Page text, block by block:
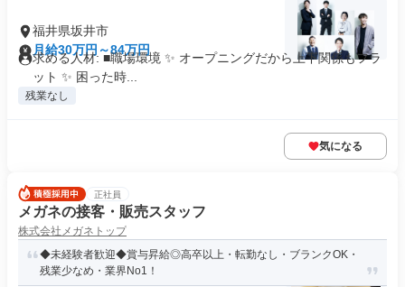
福井県坂井市
月給30万円～84万円
求める人材: ■職場環境 ✨ オープニングだから上下関係もフラ
ット ✨ 困った時...
残業なし
気になる
正社員
メガネの接客・販売スタッフ
株式会社メガネトップ
◆未経験者歓迎◆賞与昇給◎高卒以上・転勤なし・ブランクOK・
残業少なめ・業界No1！